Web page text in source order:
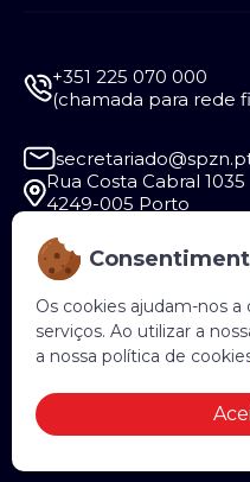
Os cookies ajudam-nos a
serviços. Ao utilizar a
a nossa política de
+351 225 070 000
(chamada para rede
Rua Costa Cabral 1035
4249-005 Porto
Segunda a Sexta -
18:00
Copyright © 2026 SPZN.